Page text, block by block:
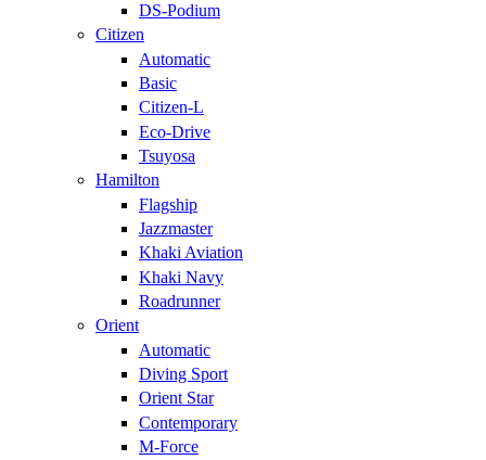
DS-Podium
Citizen
Automatic
Basic
Citizen-L
Eco-Drive
Tsuyosa
Hamilton
Flagship
Jazzmaster
Khaki Aviation
Khaki Navy
Roadrunner
Orient
Automatic
Diving Sport
Orient Star
Contemporary
M-Force